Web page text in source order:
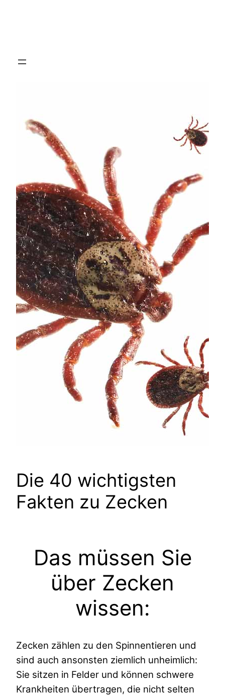
Die 40 wichtigsten
Fakten zu Zecken
Das müssen Sie
über Zecken
wissen:
Zecken zählen zu den Spinnentieren und
sind auch ansonsten ziemlich unheimlich:
Sie sitzen in Felder und können schwere
Krankheiten übertragen, die nicht selten